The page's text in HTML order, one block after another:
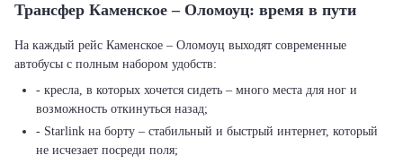
Трансфер Каменское – Оломоуц: время в пути
На каждый рейс Каменское – Оломоуц выходят современные
автобусы с полным набором удобств:
- кресла, в которых хочется сидеть – много места для ног и
возможность откинуться назад;
- Starlink на борту – стабильный и быстрый интернет, который
не исчезает посреди поля;